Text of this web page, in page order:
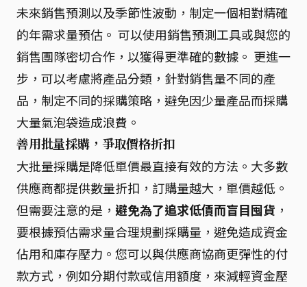
未來銷售預測以及季節性波動，制定一個相對精確
的年需求量預估。 可以使用銷售預測工具或與您的
銷售團隊密切合作，以獲得更準確的數據。 更進一
步，可以考慮將產品分類，針對銷售量不同的產
品，制定不同的採購策略，避免因少量產品而採購
大量氣泡袋造成浪費。
善用批量採購，爭取價格折扣
大批量採購是降低單價最直接有效的方法。大多數
供應商都提供數量折扣，訂購量越大，單價越低。
但需要注意的是， 避免為了追求低價而盲目囤貨 ，
要根據預估需求量合理規劃採購量，避免造成資金
佔用和庫存壓力。您可以與供應商協商更彈性的付
款方式，例如分期付款或信用額度，來減輕資金壓